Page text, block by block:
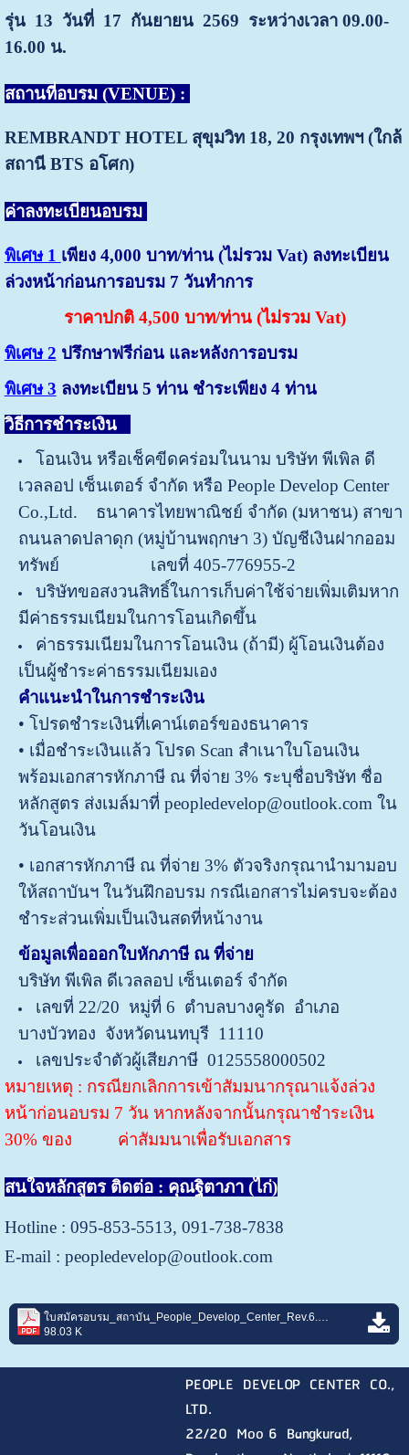
รุ่น 13 วันที่ 17 กันยายน 2569 ระหว่างเวลา 09.00-
16.00 น.
สถานที่อบรม (VENUE) :
REMBRANDT HOTEL สุขุมวิท 18, 20 กรุงเทพฯ (ใกล้
สถานี BTS อโศก)
ค่าลงทะเบียนอบรม
พิเศษ 1 เพียง 4,000 บาท/ท่าน (ไม่รวม Vat) ลงทะเบียน
ล่วงหน้าก่อนการอบรม 7 วันทำการ
ราคาปกติ 4,500 บาท/ท่าน (ไม่รวม Vat)
พิเศษ 2 ปรึกษาฟรีก่อน และหลังการอบรม
พิเศษ 3 ลงทะเบียน 5 ท่าน ชำระเพียง 4 ท่าน
วิธีการชำระเงิน:
โอนเงิน หรือเช็คขีดคร่อมในนาม บริษัท พีเพิล ดี
เวลลอป เซ็นเตอร์ จำกัด หรือ People Develop Center
Co.,Ltd. ธนาคารไทยพาณิชย์ จำกัด (มหาชน) สาขา
ถนนลาดปลาดุก (หมู่บ้านพฤกษา 3) บัญชีเงินฝากออม
ทรัพย์ เลขที่ 405-776955-2
บริษัทขอสงวนสิทธิ์ในการเก็บค่าใช้จ่ายเพิ่มเติมหาก
มีค่าธรรมเนียมในการโอนเกิดขึ้น
ค่าธรรมเนียมในการโอนเงิน (ถ้ามี) ผู้โอนเงินต้อง
เป็นผู้ชำระค่าธรรมเนียมเอง
คำแนะนำในการชำระเงิน
• โปรดชำระเงินที่เคาน์เตอร์ของธนาคาร
• เมื่อชำระเงินแล้ว โปรด Scan สำเนาใบโอนเงิน
พร้อมเอกสารหักภาษี ณ ที่จ่าย 3% ระบุชื่อบริษัท ชื่อ
หลักสูตร ส่งเมล์มาที่ peopledevelop@outlook.com ใน
วันโอนเงิน
• เอกสารหักภาษี ณ ที่จ่าย 3% ตัวจริงกรุณานำมามอบ
ให้สถาบันฯ ในวันฝึกอบรม กรณีเอกสารไม่ครบจะต้อง
ชำระส่วนเพิ่มเป็นเงินสดที่หน้างาน
ข้อมูลเพื่อออกใบหักภาษี ณ ที่จ่าย
บริษัท พีเพิล ดีเวลลอป เซ็นเตอร์ จำกัด
เลขที่ 22/20 หมู่ที่ 6 ตำบลบางคูรัด อำเภอ
บางบัวทอง จังหวัดนนทบุรี 11110
เลขประจำตัวผู้เสียภาษี 0125558000502
หมายเหตุ : กรณียกเลิกการเข้าสัมมนากรุณาแจ้งล่วง
หน้าก่อนอบรม 7 วัน หากหลังจากนั้นกรุณาชำระเงิน
30% ของ ค่าสัมมนาเพื่อรับเอกสาร
สนใจหลักสูตร ติดต่อ : คุณฐิตาภา (ไก่)
Hotline : 095-853-5513, 091-738-7838
E-mail : peopledevelop@outlook.com
ใบสมัครอบรม_สถาบัน_People_Develop_Center_Rev.6.pdf
98.03 K
PEOPLE DEVELOP CENTER CO.,
LTD.
22/20 Moo 6 Bangkurad,